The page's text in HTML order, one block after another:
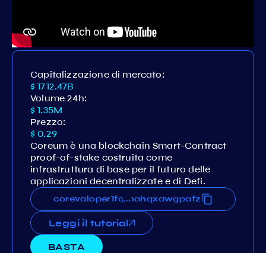
Capitalizzazione di mercato:
$ 1712.47B
Volume 24h:
$ 1.35M
Prezzo:
$ 0.29
Coreum è una blockchain Smart-Contract
proof-of-stake costruita come
infrastruttura di base per il futuro delle
applicazioni decentralizzate e di Defi.
...
Leggi il tutorial
BASTA